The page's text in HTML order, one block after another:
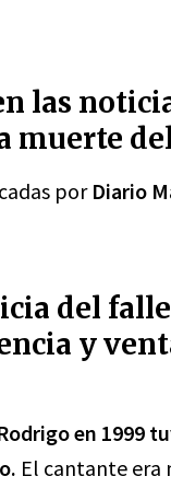
las
muerte
por Diario
del
y
en 1999
El cantante era